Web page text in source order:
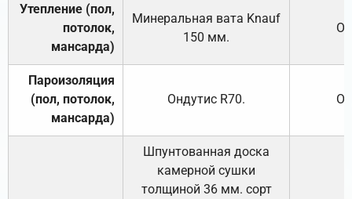
Утепление (пол,
потолок,
мансарда)
Минеральная вата Knauf
150 мм.
Пароизоляция
(пол, потолок,
мансарда)
Ондутис R70.
Шпунтованная доска
камерной сушки
толщиной 36 мм. сорт